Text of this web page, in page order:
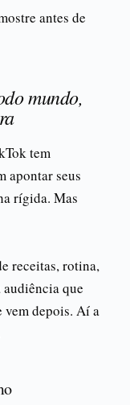
antes de
mundo,
tem
apontar seus
rígida. Mas
receitas, rotina,
audiência que
vem depois. Aí a